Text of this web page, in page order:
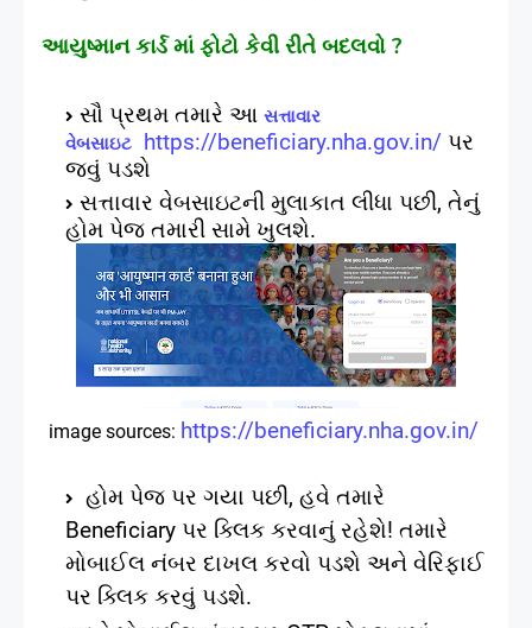
આયુષ્માન કાર્ડ માં ફોટો કેવી રીતે બદલવો ?
સૌ પ્રથમ તમારે આ સત્તાવાર
વેબસાઇટ
https://beneficiary.nha.gov.in/ પર
જવું પડશે
સત્તાવાર વેબસાઇટની મુલાકાત લીધા પછી, તેનું
હોમ પેજ તમારી સામે ખુલશે.
image sources: https://beneficiary.nha.gov.in/
હોમ પેજ પર ગયા પછી, હવે તમારે
Beneficiary પર ક્લિક કરવાનું રહેશે! તમારે
મોબાઈલ નંબર દાખલ કરવો પડશે અને વેરિફાઈ
પર ક્લિક કરવું પડશે.